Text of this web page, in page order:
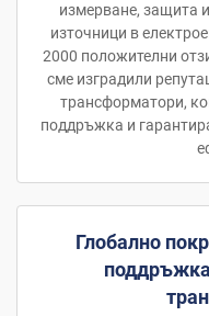
измерване, защита
източници в
2000 положителни
сме изградили
трансформатори,
поддръжка и
Глобално